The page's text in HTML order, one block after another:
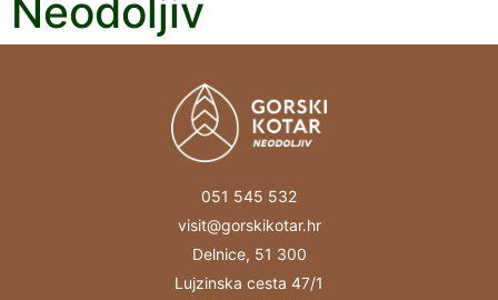
Neodoljiv
051 545 532
visit@gorskikotar.hr
Delnice, 51 300
Lujzinska cesta 47/1